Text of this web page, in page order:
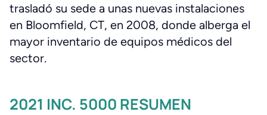
trasladó su sede a unas nuevas instalaciones
en Bloomfield, CT, en 2008, donde alberga el
mayor inventario de equipos médicos del
sector.
2021 INC. 5000 RESUMEN